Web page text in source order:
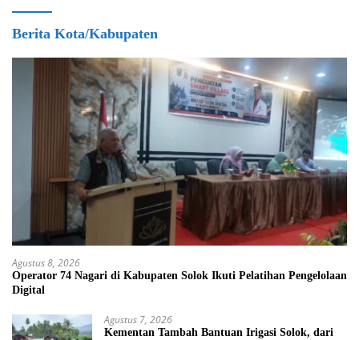
Berita Kota/Kabupaten
Agustus 8, 2026
Operator 74 Nagari di Kabupaten Solok Ikuti Pelatihan Pengelolaan
Digital
Agustus 7, 2026
Kementan Tambah Bantuan Irigasi Solok, dari